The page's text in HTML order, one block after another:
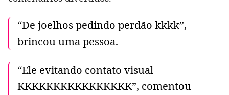
“De joelhos pedindo perdão kkkk”,
brincou uma pessoa.
“Ele evitando contato visual
KKKKKKKKKKKKKKKK”, comentou